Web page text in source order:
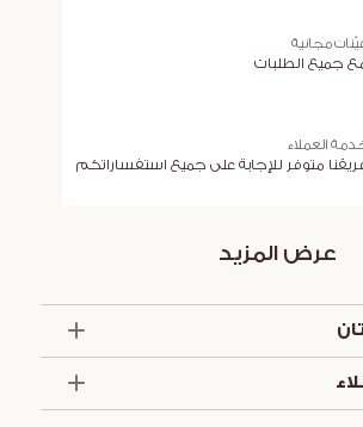
مجانية
جميع الطلبات
العملاء
متوفر للإجابة على جميع استفساراتكم
عرض المزيد